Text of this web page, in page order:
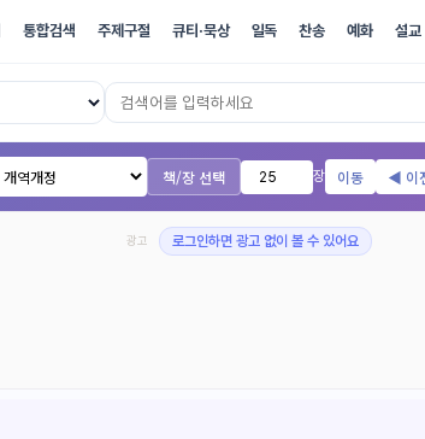
통합검색 주제구절 큐티·묵상 일독 찬송 예화 설교
역본 온라인 성경
책/장 선택 장 이동 ◀ 이
광고 로그인하면 광고 없이 볼 수 있어요